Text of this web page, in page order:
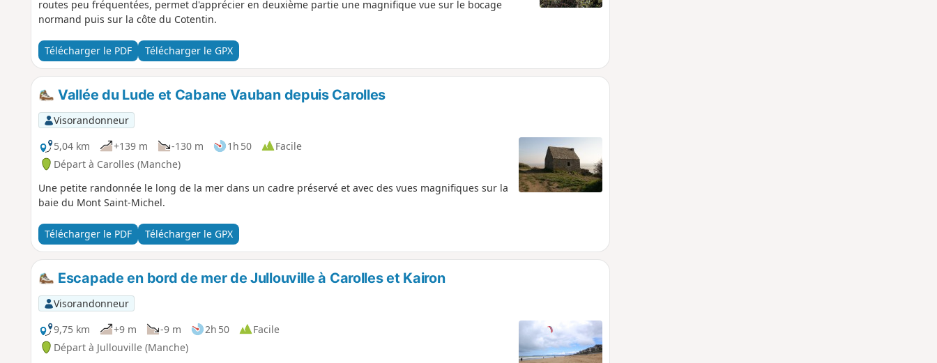
routes peu fréquentées, permet d'apprécier en deuxième partie une magnifique vue sur le bocage
normand puis sur la côte du Cotentin.
Télécharger le PDF Télécharger le GPX
Vallée du Lude et Cabane Vauban depuis Carolles
Visorandonneur
5,04 km
+139 m -130 m 1h 50
Facile
Départ à Carolles (Manche)
Une petite randonnée le long de la mer dans un cadre préservé et avec des vues magnifiques sur la
baie du Mont Saint-Michel.
Télécharger le PDF Télécharger le GPX
Escapade en bord de mer de Jullouville à Carolles et Kairon
Visorandonneur
9,75 km
+9 m -9 m 2h 50
Facile
Départ à Jullouville (Manche)